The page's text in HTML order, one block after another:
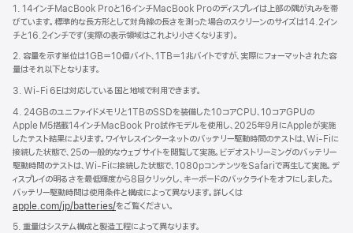
ン
ド
ウ
開
き
ま
1. 14インチMacBook Proと16インチMacBook Proのディスプレイは上部の隅が丸みを帯
びています。標準的な長方形として対角線の長さを測った場合のスクリーンのサイズは14.2イン
チと16.2インチです（実際の表示領域はこれより小さくなります）。
2. 容量を示す単位は1GB＝10億バイト、1TB＝1兆バイトですが、実際にフォーマットされた容
量はそれ以下となります。
3. Wi-Fi 6Eは対応している国と地域で利用できます。
4. 24GBのユニファイドメモリと1TBのSSDを装備した10コアCPU、10コアGPUの
Apple M5搭載14インチMacBook Pro試作モデルを使用し、2025年9月にAppleが実施
したテスト結果によります。ワイヤレスインターネットのバッテリー駆動時間のテストは、Wi-Fiに
接続した状態で、25の一般的なウェブサイトを閲覧して実施。ビデオストリーミングのバッテリー
駆動時間のテストは、Wi-Fiに接続した状態で、1080pコンテンツをSafariで再生して実施。デ
ィスプレイの明るさを最低輝度から8回クリックし、キーボードのバックライトをオフにしました。
バッテリー駆動時間は使用条件と構成によって異なります。詳しくは
apple.com/jp/batteries/をご覧ください。
5. 重量はシステム構成と製造工程によって異なります。